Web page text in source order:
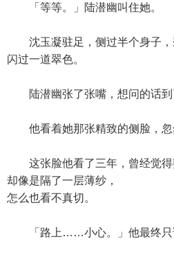
「等等。」陆潜幽叫住她。
沈玉凝驻足，侧过半个身子，
闪过一道翠色。
陆潜幽张了张嘴，想问的话到
他看着她那张精致的侧脸，忽
这张脸他看了三年，曾经觉得
却像是隔了一层薄纱，
怎么也看不真切。
「路上……小心。」他最终只